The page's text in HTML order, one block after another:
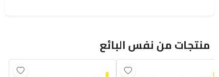
منتجات من نفس البائع